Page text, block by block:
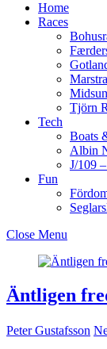
Home
Races
Tjörn
Tech
Boats
Albin
J/109
Fun
Close Menu
Äntligen
Peter Gustafsson